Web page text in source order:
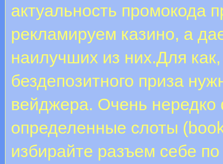
актуальность промокода
рекламируем казино, а
наилучших из них.Для
бездепозитного приза
вейджера. Очень
определенные слоты
избирайте разъем себе